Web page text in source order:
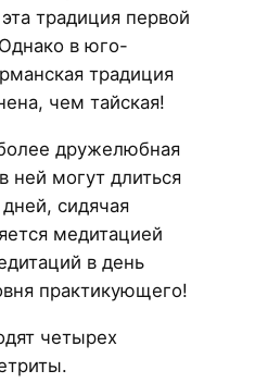
традиция первой
в юго-
традиция
чем тайская!
дружелюбная
ней могут длиться
сидячая
медитацией
в день
практикующего!
четырех